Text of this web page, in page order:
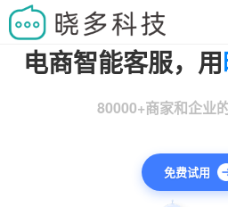
电商智能客服，用
80000+商家和企业
免费试用